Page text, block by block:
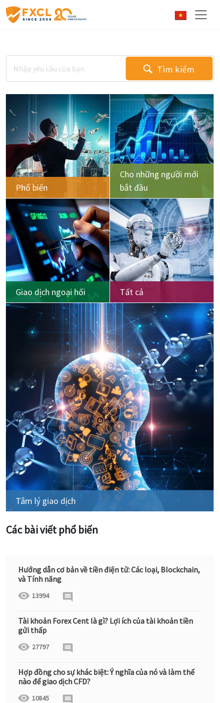
Tìm kiếm
Phổ biến
Cho những người mới
bắt đầu
Giao dịch ngoại hối Tất cả
Tâm lý giao dịch
Các bài viết phổ biến
Hướng dẫn cơ bản về tiền điện tử: Các loại, Blockchain,
và Tính năng
13994
Tài khoản Forex Cent là gì? Lợi ích của tài khoản tiền
gửi thấp
27797
Hợp đồng cho sự khác biệt: Ý nghĩa của nó và làm thế
nào để giao dịch CFD?
10845